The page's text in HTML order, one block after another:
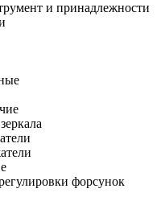
и принадлежности
форсунок